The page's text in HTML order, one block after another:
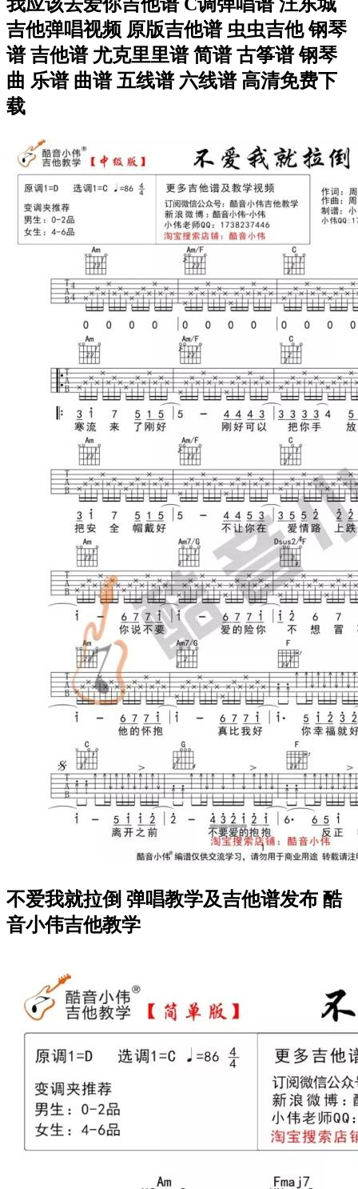
吉他弹唱视频 原版吉他谱 虫虫吉他 钢琴
谱 吉他谱 尤克里里谱 简谱 古筝谱 钢琴
曲 乐谱 曲谱 五线谱 六线谱 高清免费下
载
不爱我就拉倒 弹唱教学及吉他谱发布 酷
音小伟吉他教学